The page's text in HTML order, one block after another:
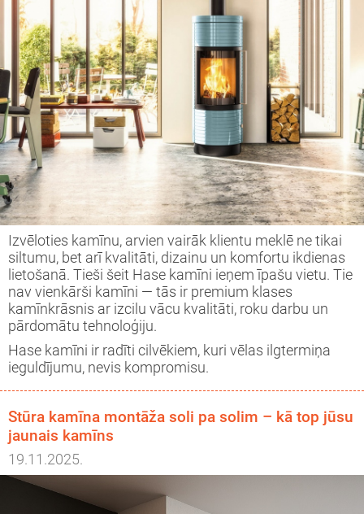
Izvēloties kamīnu, arvien vairāk klientu meklē ne tikai
siltumu, bet arī kvalitāti, dizainu un komfortu ikdienas
lietošanā. Tieši šeit Hase kamīni ieņem īpašu vietu. Tie
nav vienkārši kamīni — tās ir premium klases
kamīnkrāsnis ar izcilu vācu kvalitāti, roku darbu un
pārdomātu tehnoloģiju.
Hase kamīni ir radīti cilvēkiem, kuri vēlas ilgtermiņa
ieguldījumu, nevis kompromisu.
Stūra kamīna montāža soli pa solim – kā top jūsu
jaunais kamīns
19.11.2025.